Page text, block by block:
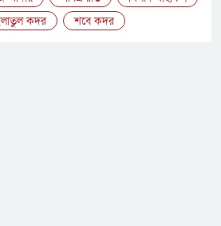
কদর শবে কদর